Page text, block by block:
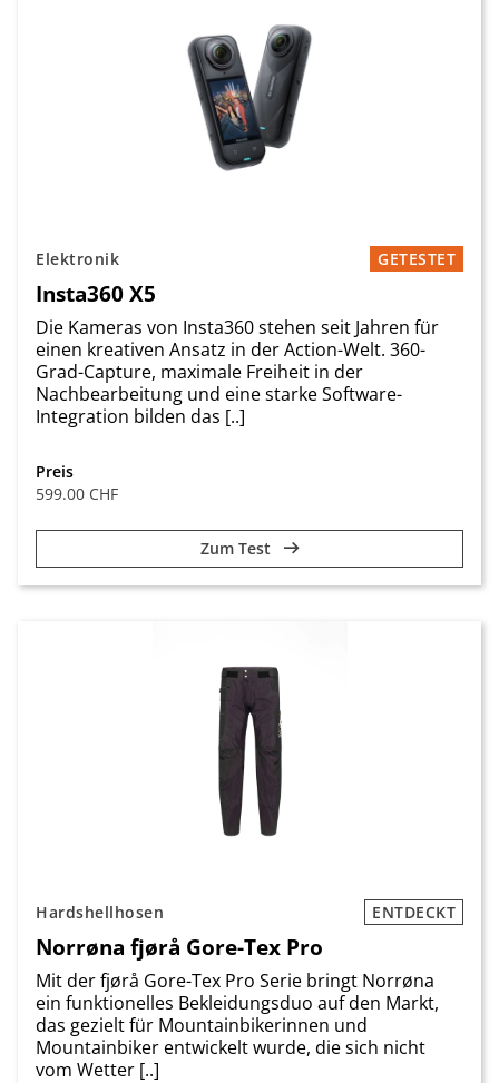
Elektronik GETESTET
Insta360 X5
Die Kameras von Insta360 stehen seit Jahren für
einen kreativen Ansatz in der Action-Welt. 360-
Grad-Capture, maximale Freiheit in der
Nachbearbeitung und eine starke Software-
Integration bilden das [..]
Preis
599.00 CHF
Zum Test
Hardshellhosen ENTDECKT
Norrøna fjørå Gore-Tex Pro
Mit der fjørå Gore-Tex Pro Serie bringt Norrøna
ein funktionelles Bekleidungsduo auf den Markt,
das gezielt für Mountainbikerinnen und
Mountainbiker entwickelt wurde, die sich nicht
vom Wetter [..]